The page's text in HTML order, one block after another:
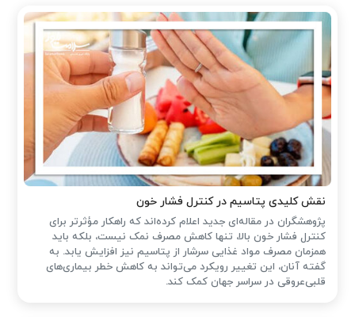
نقش کلیدی پتاسیم در کنترل فشار خون
پژوهشگران در مقاله‌ای جدید اعلام کرده‌اند که راهکار مؤثرتر برای
کنترل فشار خون بالا، تنها کاهش مصرف نمک نیست، بلکه باید
همزمان مصرف مواد غذایی سرشار از پتاسیم نیز افزایش یابد. به
گفته آنان، این تغییر رویکرد می‌تواند به کاهش خطر بیماری‌های
قلبی‌عروقی در سراسر جهان کمک کند.